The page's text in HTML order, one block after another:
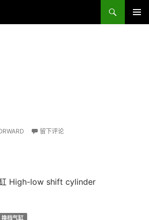
留下评论
High-low shift cylinder
换挡气缸